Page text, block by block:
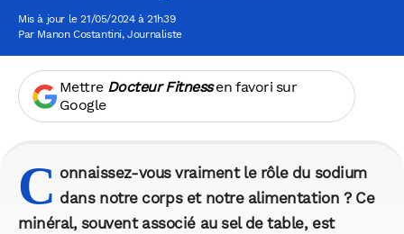
Mis à jour le 21/05/2024 à 21h39
Par Manon Costantini, Journaliste
Mettre Docteur Fitnessen favori sur
Google
C onnaissez-vous vraiment le rôle du sodium
dans notre corps et notre alimentation ? Ce
minéral, souvent associé au sel de table, est